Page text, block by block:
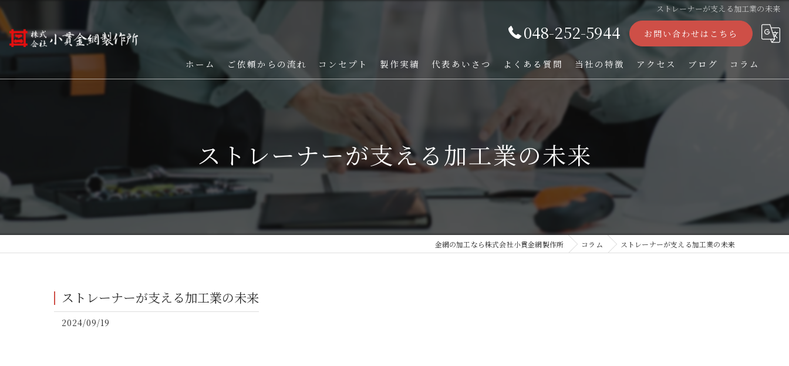
ストレーナーが支える加工業の未来
048-252-5944 お問い合わせはこちら
ホーム ご依頼からの流れ コンセプト 製作実績 代表あいさつ よくある質問 当社の特徴
ストレーナー
パンチング加工
オーダー
TIG溶接
アクセス ブログ コラム
ストレーナーが支える加工業の未来
金網の加工なら株式会社小貫金網製作所 コラム ストレーナーが支える加工業の未来
ストレーナーが支える加工業の未来
2024/09/19